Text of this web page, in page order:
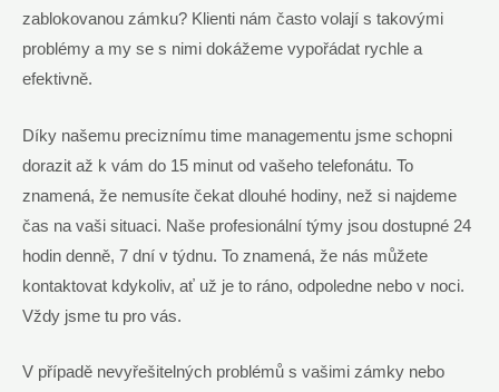
zablokovanou zámku? Klienti nám často volají s takovými
problémy a my se s nimi dokážeme vypořádat rychle a
efektivně.
Díky našemu preciznímu time managementu jsme schopni
dorazit až k vám do 15 minut od vašeho telefonátu. To
znamená, že nemusíte čekat dlouhé hodiny, než si najdeme
čas na vaši situaci. Naše profesionální týmy jsou dostupné 24
hodin denně, 7 dní v týdnu. To znamená, že nás můžete
kontaktovat kdykoliv, ať už je to ráno, odpoledne nebo v noci.
Vždy jsme tu pro vás.
V případě nevyřešitelných problémů s vašimi zámky nebo